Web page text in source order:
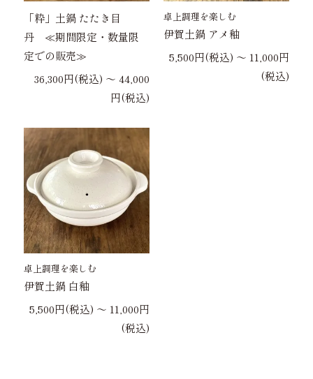
「粋」土鍋 たたき目
丹 ≪期間限定・数量限
定での販売≫
36,300円(税込) 〜 44,000
円(税込)
卓上調理を楽しむ
伊賀土鍋 アメ釉
5,500円(税込) 〜 11,000円
(税込)
卓上調理を楽しむ
伊賀土鍋 白釉
5,500円(税込) 〜 11,000円
(税込)